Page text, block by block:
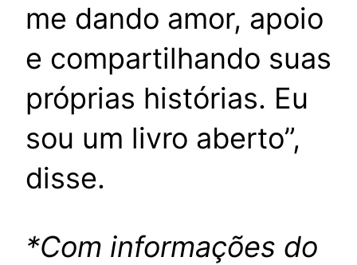
me dando amor, apoio
e compartilhando suas
próprias histórias. Eu
sou um livro aberto”,
disse.
*Com informações do